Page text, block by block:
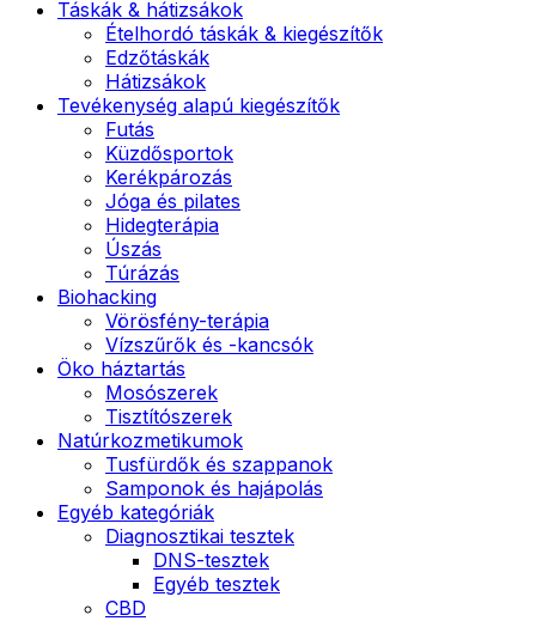
Táskák & hátizsákok
Ételhordó táskák & kiegészítők
Edzőtáskák
Hátizsákok
Tevékenység alapú kiegészítők
Futás
Küzdősportok
Kerékpározás
Jóga és pilates
Hidegterápia
Úszás
Túrázás
Biohacking
Vörösfény-terápia
Vízszűrők és -kancsók
Öko háztartás
Mosószerek
Tisztítószerek
Natúrkozmetikumok
Tusfürdők és szappanok
Samponok és hajápolás
Egyéb kategóriák
Diagnosztikai tesztek
DNS-tesztek
Egyéb tesztek
CBD